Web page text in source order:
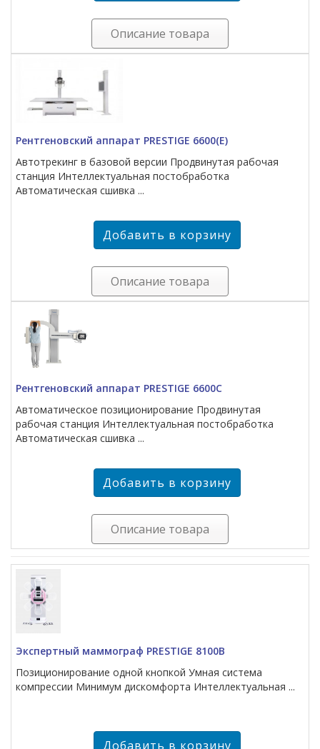
Описание товара
Рентгеновский аппарат PRESTIGE 6600(E)
Автотрекинг в базовой версии Продвинутая рабочая
станция Интеллектуальная постобработка
Автоматическая сшивка ...
Описание товара
Рентгеновский аппарат PRESTIGE 6600C
Автоматическое позиционирование Продвинутая
рабочая станция Интеллектуальная постобработка
Автоматическая сшивка ...
Описание товара
Экспертный маммограф PRESTIGE 8100B
Позиционирование одной кнопкой Умная система
компрессии Минимум дискомфорта Интеллектуальная ...